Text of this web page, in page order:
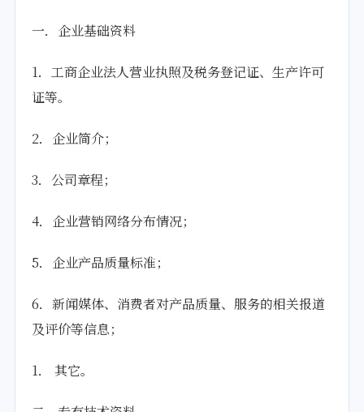
一．企业基础资料
1．工商企业法人营业执照及税务登记证、生产许可
证等。
2．企业简介；
3．公司章程；
4．企业营销网络分布情况；
5．企业产品质量标准；
6．新闻媒体、消费者对产品质量、服务的相关报道
及评价等信息；
1． 其它。